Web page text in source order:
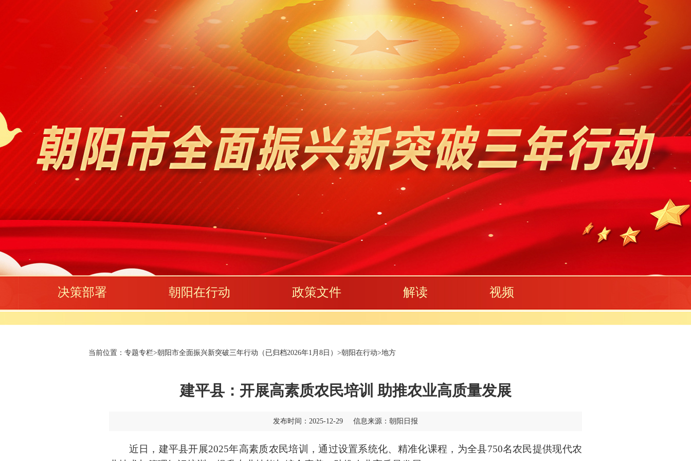
决策部署 朝阳在行动 政策文件 解读 视频
当前位置： 专题专栏>朝阳市全面振兴新突破三年行动（已归档2026年1月8日） >朝阳在行动>地方
建平县：开展高素质农民培训 助推农业高质量发展
发布时间：2025-12-29 信息来源：朝阳日报
近日，建平县开展2025年高素质农民培训，通过设置系统化、精准化课程，为全县750名农民提供现代农